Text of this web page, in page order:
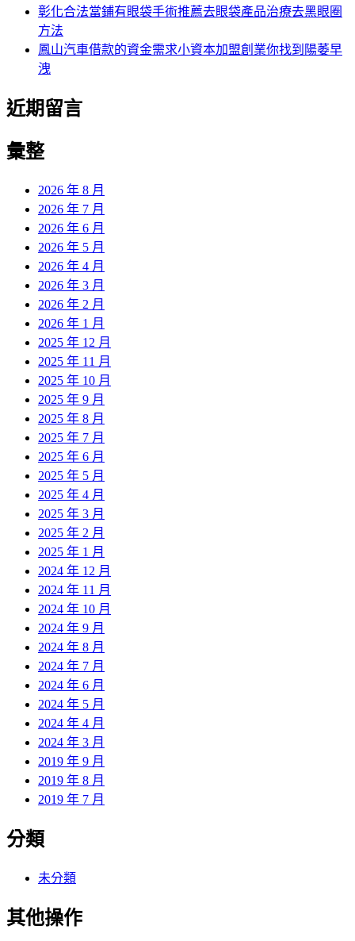
彰化合法當鋪有眼袋手術推薦去眼袋產品治療去黑眼圈
方法
鳳山汽車借款的資金需求小資本加盟創業你找到陽萎早
洩
近期留言
彙整
2026 年 8 月
2026 年 7 月
2026 年 6 月
2026 年 5 月
2026 年 4 月
2026 年 3 月
2026 年 2 月
2026 年 1 月
2025 年 12 月
2025 年 11 月
2025 年 10 月
2025 年 9 月
2025 年 8 月
2025 年 7 月
2025 年 6 月
2025 年 5 月
2025 年 4 月
2025 年 3 月
2025 年 2 月
2025 年 1 月
2024 年 12 月
2024 年 11 月
2024 年 10 月
2024 年 9 月
2024 年 8 月
2024 年 7 月
2024 年 6 月
2024 年 5 月
2024 年 4 月
2024 年 3 月
2019 年 9 月
2019 年 8 月
2019 年 7 月
分類
未分類
其他操作